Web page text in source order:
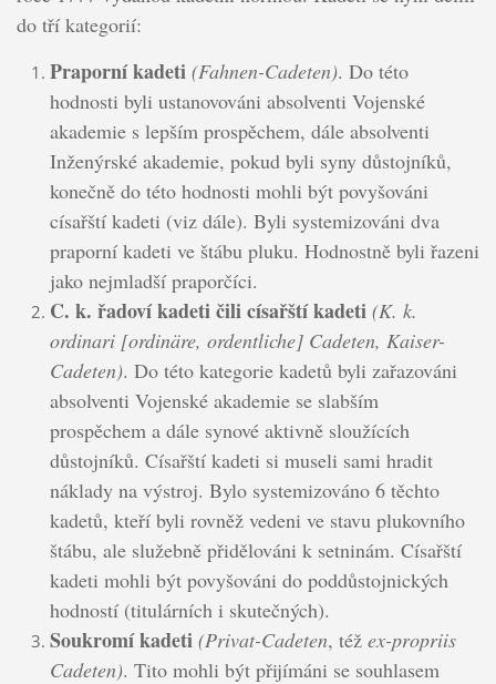
do tří kategorií:
Praporní kadeti (Fahnen-Cadeten). Do této
hodnosti byli ustanovováni absolventi Vojenské
akademie s lepším prospěchem, dále absolventi
Inženýrské akademie, pokud byli syny důstojníků,
konečně do této hodnosti mohli být povyšováni
císařští kadeti (viz dále). Byli systemizováni dva
praporní kadeti ve štábu pluku. Hodnostně byli řazeni
jako nejmladší praporčíci.
C. k. řadoví kadeti čili císařští kadeti (K. k.
ordinari [ordinäre, ordentliche] Cadeten, Kaiser-
Cadeten). Do této kategorie kadetů byli zařazováni
absolventi Vojenské akademie se slabším
prospěchem a dále synové aktivně sloužících
důstojníků. Císařští kadeti si museli sami hradit
náklady na výstroj. Bylo systemizováno 6 těchto
kadetů, kteří byli rovněž vedeni ve stavu plukovního
štábu, ale služebně přidělováni k setninám. Císařští
kadeti mohli být povyšováni do poddůstojnických
hodností (titulárních i skutečných).
Soukromí kadeti (Privat-Cadeten, též ex-propriis
Cadeten). Tito mohli být přijímáni se souhlasem